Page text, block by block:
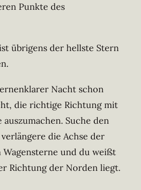
Punkte des
übrigens der hellste Stern
Nacht schon
die richtige Richtung mit
Suche den
die Achse der
Wagensterne und du weißt
Richtung der Norden liegt.